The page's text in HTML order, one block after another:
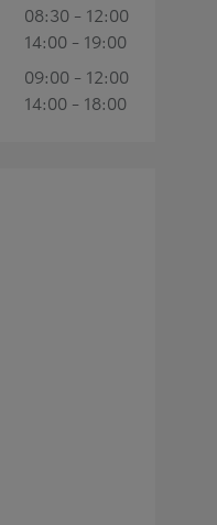
08:30 - 12:00
14:00 - 19:00
09:00 - 12:00
14:00 - 18:00